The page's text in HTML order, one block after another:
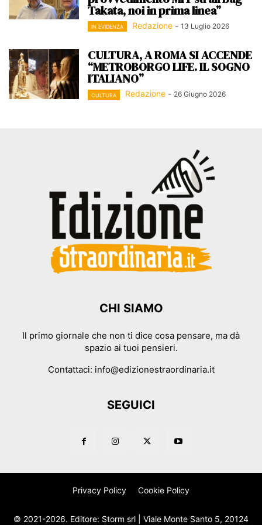
Takata, noi in prima linea”
IN EVIDENZA Redazione - 13 Luglio 2026
CULTURA, A ROMA SI ACCENDE
“METROBORGO LIFE. IL SOGNO
ITALIANO”
CULTURA Redazione - 26 Giugno 2026
CHI SIAMO
Il primo giornale che non ti dice cosa pensare, ma dà
spazio ai tuoi pensieri.
Contattaci: info@edizionestraordinaria.it
SEGUICI
Privacy Policy Cookie Policy
© 2021-2026. Editore: Storm srl | Viale Monte Santo 5, 20124